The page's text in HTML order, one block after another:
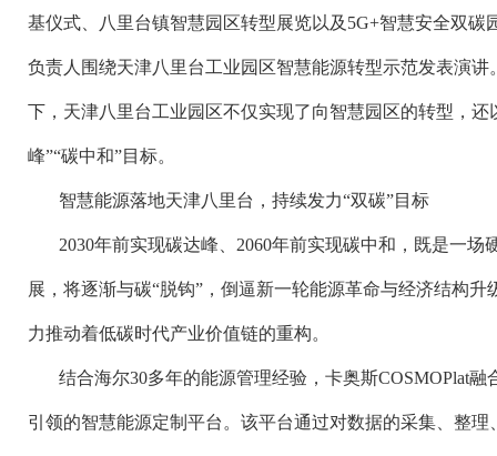
基仪式、八里台镇智慧园区转型展览以及5G+智慧安全双碳
负责人围绕天津八里台工业园区智慧能源转型示范发表演讲
下，天津八里台工业园区不仅实现了向智慧园区的转型，
峰”“碳中和”目标。
智慧能源落地天津八里台，持续发力“双碳”目标
2030年前实现碳达峰、2060年前实现碳中和，既是一
展，将逐渐与碳“脱钩”，倒逼新一轮能源革命与经济结构
力推动着低碳时代产业价值链的重构。
结合海尔30多年的能源管理经验，卡奥斯COSMOPlat
引领的智慧能源定制平台。该平台通过对数据的采集、整